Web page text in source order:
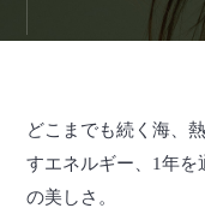
どこまでも続く海、
すエネルギー、1年を
の美しさ。